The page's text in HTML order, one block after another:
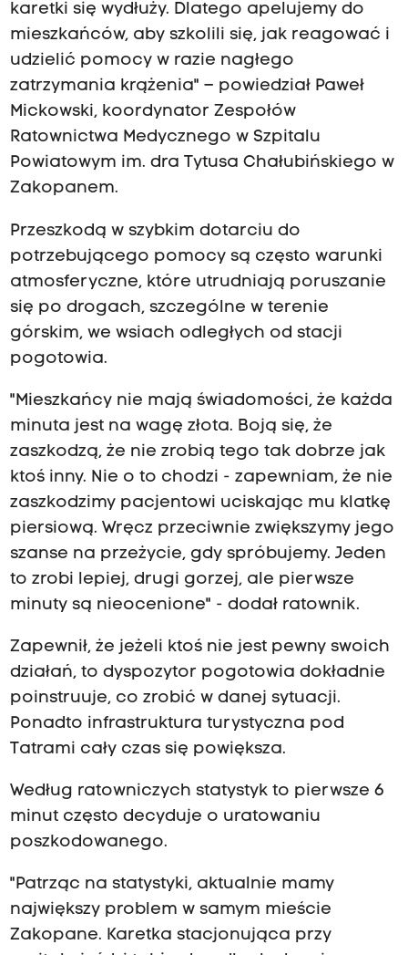
karetki się wydłuży. Dlatego apelujemy do
mieszkańców, aby szkolili się, jak reagować i
udzielić pomocy w razie nagłego
zatrzymania krążenia" – powiedział Paweł
Mickowski, koordynator Zespołów
Ratownictwa Medycznego w Szpitalu
Powiatowym im. dra Tytusa Chałubińskiego w
Zakopanem.
Przeszkodą w szybkim dotarciu do
potrzebującego pomocy są często warunki
atmosferyczne, które utrudniają poruszanie
się po drogach, szczególne w terenie
górskim, we wsiach odległych od stacji
pogotowia.
"Mieszkańcy nie mają świadomości, że każda
minuta jest na wagę złota. Boją się, że
zaszkodzą, że nie zrobią tego tak dobrze jak
ktoś inny. Nie o to chodzi - zapewniam, że nie
zaszkodzimy pacjentowi uciskając mu klatkę
piersiową. Wręcz przeciwnie zwiększymy jego
szanse na przeżycie, gdy spróbujemy. Jeden
to zrobi lepiej, drugi gorzej, ale pierwsze
minuty są nieocenione" - dodał ratownik.
Zapewnił, że jeżeli ktoś nie jest pewny swoich
działań, to dyspozytor pogotowia dokładnie
poinstruuje, co zrobić w danej sytuacji.
Ponadto infrastruktura turystyczna pod
Tatrami cały czas się powiększa.
Według ratowniczych statystyk to pierwsze 6
minut często decyduje o uratowaniu
poszkodowanego.
"Patrząc na statystyki, aktualnie mamy
największy problem w samym mieście
Zakopane. Karetka stacjonująca przy